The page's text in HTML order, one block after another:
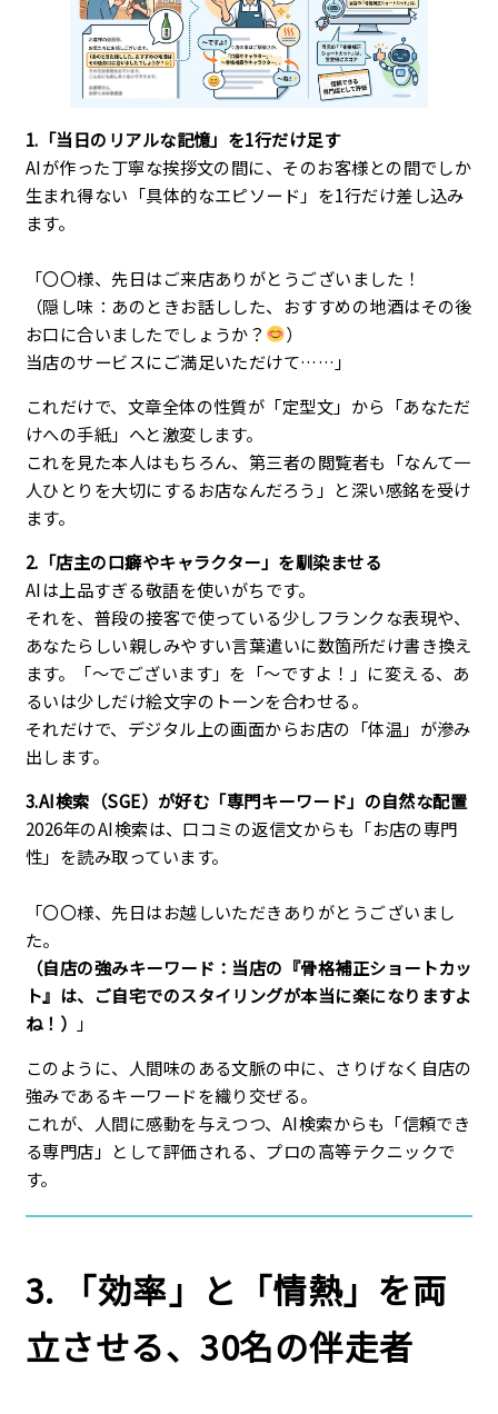
1.「当日のリアルな記憶」を1行だけ足す
AIが作った丁寧な挨拶文の間に、そのお客様との間でしか
生まれ得ない「具体的なエピソード」を1行だけ差し込み
ます。
「〇〇様、先日はご来店ありがとうございました！
（隠し味：あのときお話しした、おすすめの地酒はその後
お口に合いましたでしょうか？
）
当店のサービスにご満足いただけて……」
これだけで、文章全体の性質が「定型文」から「あなただ
けへの手紙」へと激変します。
これを見た本人はもちろん、第三者の閲覧者も「なんて一
人ひとりを大切にするお店なんだろう」と深い感銘を受け
ます。
2.「店主の口癖やキャラクター」を馴染ませる
AIは上品すぎる敬語を使いがちです。
それを、普段の接客で使っている少しフランクな表現や、
あなたらしい親しみやすい言葉遣いに数箇所だけ書き換え
ます。「〜でございます」を「〜ですよ！」に変える、あ
るいは少しだけ絵文字のトーンを合わせる。
それだけで、デジタル上の画面からお店の「体温」が滲み
出します。
3.AI検索（SGE）が好む「専門キーワード」の自然な配置
2026年のAI検索は、口コミの返信文からも「お店の専門
性」を読み取っています。
「〇〇様、先日はお越しいただきありがとうございまし
た。
（自店の強みキーワード：当店の『骨格補正ショートカッ
ト』は、ご自宅でのスタイリングが本当に楽になりますよ
ね！） 」
このように、人間味のある文脈の中に、さりげなく自店の
強みであるキーワードを織り交ぜる。
これが、人間に感動を与えつつ、AI検索からも「信頼でき
る専門店」として評価される、プロの高等テクニックで
す。
3. 「効率」と「情熱」を両
立させる、30名の伴走者